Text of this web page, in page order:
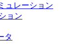
ュレーション
ョン
タ